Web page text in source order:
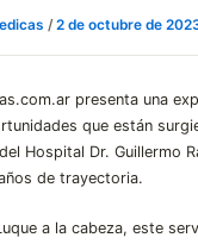
/2 de octubre de
presenta una
que están
Hospital Dr. Guillermo
de trayectoria.
a la cabeza, este